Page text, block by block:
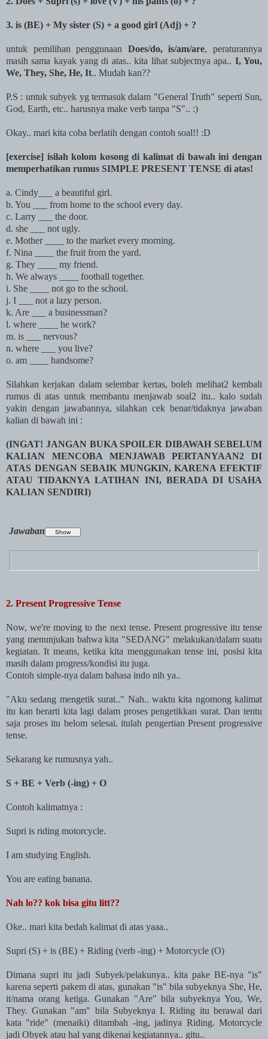
3. is (BE) + My sister (S) + a good girl (Adj) + ?
untuk pemilihan penggunaan Does/do, is/am/are, peraturannya
masih sama kayak yang di atas.. kita lihat subjectnya apa.. I, You,
We, They, She, He, It.. Mudah kan??
P.S : untuk subyek yg termasuk dalam "General Truth" seperti Sun,
God, Earth, etc.. harusnya make verb tanpa "S".. :)
Okay.. mari kita coba berlatih dengan contoh soal!! :D
[exercise] isilah kolom kosong di kalimat di bawah ini dengan
memperhatikan rumus SIMPLE PRESENT TENSE di atas!
a. Cindy___ a beautiful girl.
b. You ___ from home to the school every day.
c. Larry ___ the door.
d. she ___ not ugly.
e. Mother ____ to the market every morning.
f. Nina ____ the fruit from the yard.
g. They ____ my friend.
h. We always ____ football together.
i. She ____ not go to the school.
j. I ___ not a lazy person.
k. Are ___ a businessman?
l. where ____ he work?
m. is ___ nervous?
n. where ___ you live?
o. am ____ handsome?
Silahkan kerjakan dalam selembar kertas, boleh melihat2 kembali
rumus di atas untuk membantu menjawab soal2 itu.. kalo sudah
yakin dengan jawabannya, silahkan cek benar/tidaknya jawaban
kalian di bawah ini :
(INGAT! JANGAN BUKA SPOILER DIBAWAH SEBELUM
KALIAN MENCOBA MENJAWAB PERTANYAAN2 DI
ATAS DENGAN SEBAIK MUNGKIN, KARENA EFEKTIF
ATAU TIDAKNYA LATIHAN INI, BERADA DI USAHA
KALIAN SENDIRI)
Jawaban
2. Present Progressive Tense
Now, we're moving to the next tense. Present progressive itu tense
yang menunjukan bahwa kita "SEDANG" melakukan/dalam suatu
kegiatan. It means, ketika kita menggunakan tense ini, posisi kita
masih dalam progress/kondisi itu juga.
Contoh simple-nya dalam bahasa indo nih ya..
"Aku sedang mengetik surat.." Nah.. waktu kita ngomong kalimat
itu kan berarti kita lagi dalam proses pengetikkan surat. Dan tentu
saja proses itu belom selesai. itulah pengertian Present progressive
tense.
Sekarang ke rumusnya yah..
S + BE + Verb (-ing) + O
Contoh kalimatnya :
Supri is riding motorcycle.
I am studying English.
You are eating banana.
Nah lo?? kok bisa gitu litt??
Oke.. mari kita bedah kalimat di atas yaaa..
Supri (S) + is (BE) + Riding (verb -ing) + Motorcycle (O)
Dimana supri itu jadi Subyek/pelakunya.. kita pake BE-nya "is"
karena seperti pakem di atas, gunakan "is" bila subyeknya She, He,
it/nama orang ketiga. Gunakan "Are" bila subyeknya You, We,
They. Gunakan "am" bila Subyeknya I. Riding itu berawal dari
kata "ride" (menaiki) ditambah -ing, jadinya Riding. Motorcycle
jadi Obyek atau hal yang dikenai kegiatannya.. gitu..